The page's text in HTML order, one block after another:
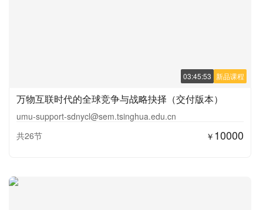
新品课程
03:45:53
万物互联时代的全球竞争与战略抉择（交付版本）
umu-support-sdnycl@sem.tsinghua.edu.cn
共26节
￥ 10000